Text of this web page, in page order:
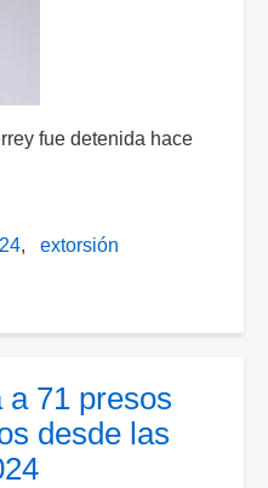
fue detenida hace
extorsión
a 71 presos
desde las